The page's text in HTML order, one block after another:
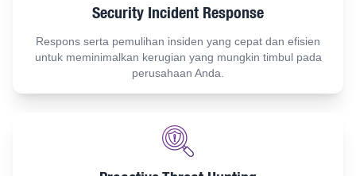
Security Incident Response
Respons serta pemulihan insiden yang cepat dan efisien
untuk meminimalkan kerugian yang mungkin timbul pada
perusahaan Anda.